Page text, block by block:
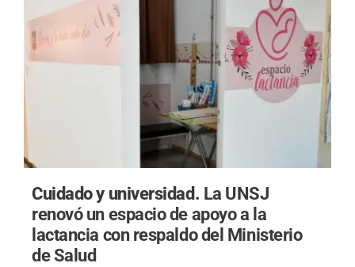
Cuidado y universidad. La UNSJ
renovó un espacio de apoyo a la
lactancia con respaldo del Ministerio
de Salud